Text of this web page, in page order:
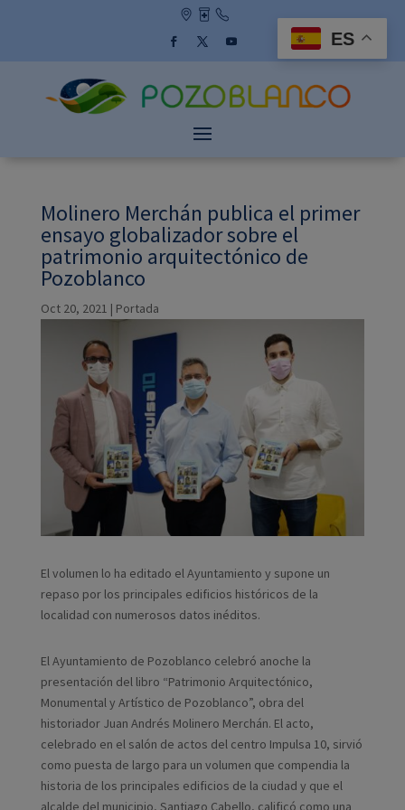
Molinero Merchán publica el primer
ensayo globalizador sobre el
patrimonio arquitectónico de
Pozoblanco
Oct 20, 2021 | Portada
El volumen lo ha editado el Ayuntamiento y supone un
repaso por los principales edificios históricos de la
localidad con numerosos datos inéditos.
El Ayuntamiento de Pozoblanco celebró anoche la
presentación del libro “Patrimonio Arquitectónico,
Monumental y Artístico de Pozoblanco”, obra del
historiador Juan Andrés Molinero Merchán. El acto,
celebrado en el salón de actos del centro Impulsa 10, sirvió
como puesta de largo para un volumen que compendia la
historia de los principales edificios de la ciudad y que el
alcalde del municipio, Santiago Cabello, calificó como una
ES